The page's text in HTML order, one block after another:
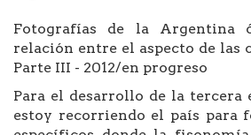
Fotografías de la Argentina
relación entre el aspecto de las
Parte III - 2012/en progreso
Para el desarrollo de la tercera
estoy recorriendo el país para